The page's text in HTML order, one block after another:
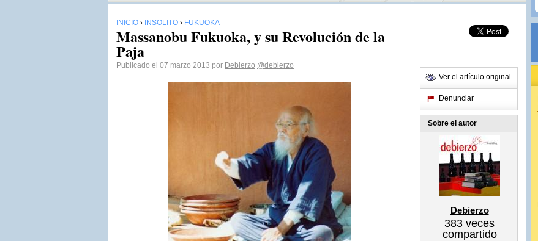
INICIO › INSÓLITO › FUKUOKA
Massanobu Fukuoka, y su Revolución de la
Paja
Publicado el 07 marzo 2013 por Debierzo @debierzo
Ver el artículo original
Denunciar
Sobre el autor
Debierzo
383 veces
compartido